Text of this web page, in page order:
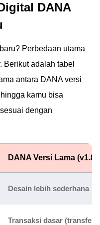
DANA
Perbedaan utama
Berikut adalah tabel
antara DANA versi
kamu bisa
dengan
DANA Versi Lama
Desain lebih sederhana
Transaksi dasar (transfer,